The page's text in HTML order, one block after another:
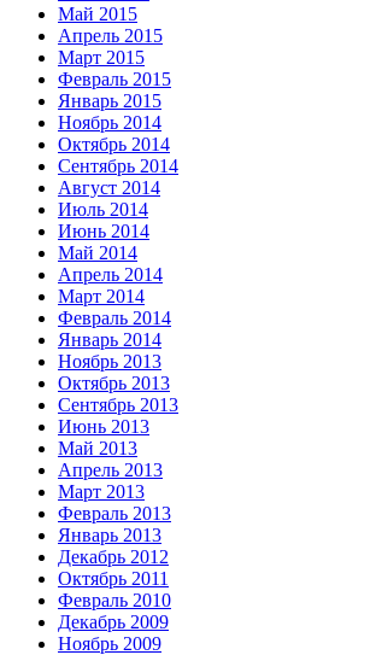
Май 2015
Апрель 2015
Март 2015
Февраль 2015
Январь 2015
Ноябрь 2014
Октябрь 2014
Сентябрь 2014
Август 2014
Июль 2014
Июнь 2014
Май 2014
Апрель 2014
Март 2014
Февраль 2014
Январь 2014
Ноябрь 2013
Октябрь 2013
Сентябрь 2013
Июнь 2013
Май 2013
Апрель 2013
Март 2013
Февраль 2013
Январь 2013
Декабрь 2012
Октябрь 2011
Февраль 2010
Декабрь 2009
Ноябрь 2009